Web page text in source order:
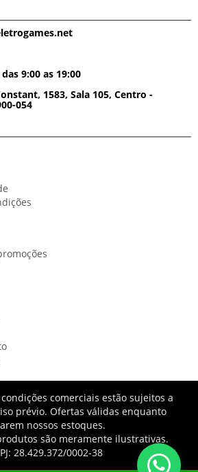
9:00 as 19:00
1583, Sala 105, Centro -
054
comerciais estão sujeitos a
prévio. Ofertas válidas enquanto
nossos estoques.
são meramente ilustrativas.
28.429.372/0002-38